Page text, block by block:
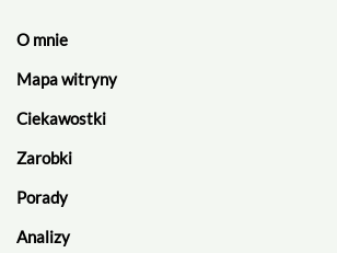
O mnie
Mapa witryny
Ciekawostki
Zarobki
Porady
Analizy